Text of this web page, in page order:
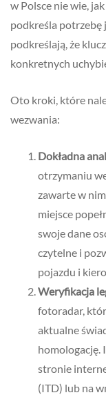
w Polsce nie wie,
podkreśla potrzebę
podkreślają, że
konkretnych
Oto kroki, które
wezwania:
Dokładna
otrzymaniu
zawarte w
miejsce
swoje dane
czytelne i
pojazdu i
Weryfikacja
fotoradar,
aktualne
homologację.
stronie
(ITD) lub na